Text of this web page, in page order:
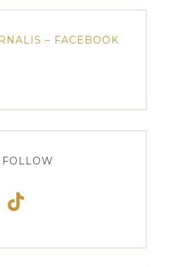
– FACEBOOK
FOLLOW
TikTok